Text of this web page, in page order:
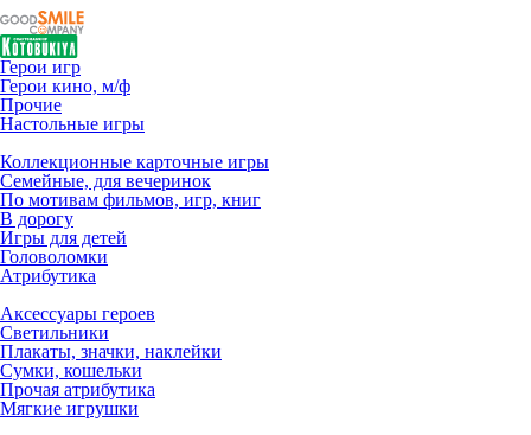
Герои игр
Герои кино, м/ф
Прочие
Настольные игры
Коллекционные карточные игры
Семейные, для вечеринок
По мотивам фильмов, игр, книг
В дорогу
Игры для детей
Головоломки
Атрибутика
Аксессуары героев
Светильники
Плакаты, значки, наклейки
Сумки, кошельки
Прочая атрибутика
Мягкие игрушки